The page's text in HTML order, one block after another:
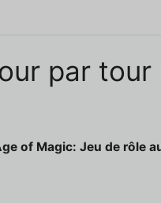
par tour
of Magic: Jeu de rôle